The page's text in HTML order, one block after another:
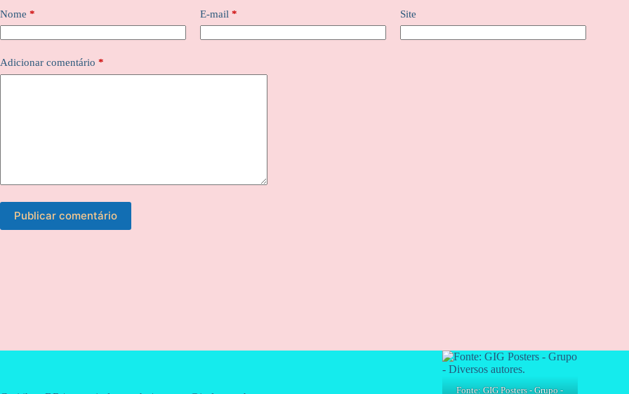
Nome * E-mail * Site
Adicionar comentário *
Publicar comentário
Fonte: GIG Posters - Grupo -